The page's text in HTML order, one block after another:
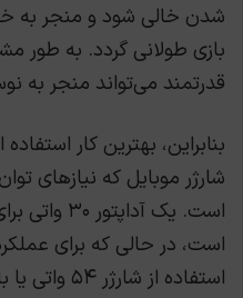
شدن خالی شود و منجر به
بازی طولانی گردد. به طور
قدرتمند می‌تواند منجر به
بنابراین، بهترین کار
شارژر موبایل که نیازهای
است. یک
است، در حالی که برای
استفاده از شارژر ۵۴ واتی یا بالاتر توصیه می‌شود.